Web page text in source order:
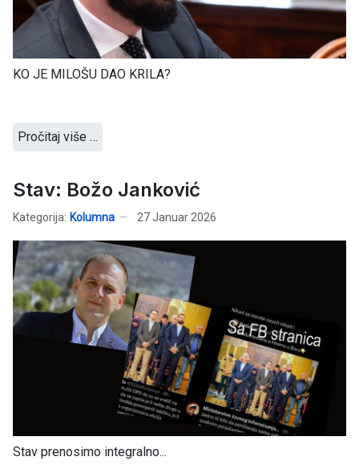
KO JE MILOŠU DAO KRILA?
Pročitaj više …
Stav: Božo Janković
Kategorija: Kolumna 27 Januar 2026
Stav prenosimo integralno...